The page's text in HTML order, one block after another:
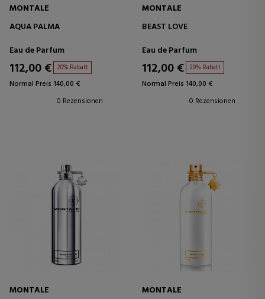
MONTALE
AQUA PALMA
Eau de Parfum
112,00 € 20% Rabatt
Normal Preis 140,00 €
0 Rezensionen
MONTALE
BEAST LOVE
Eau de Parfum
112,00 € 20% Rabatt
Normal Preis 140,00 €
0 Rezensionen
MONTALE MONTALE